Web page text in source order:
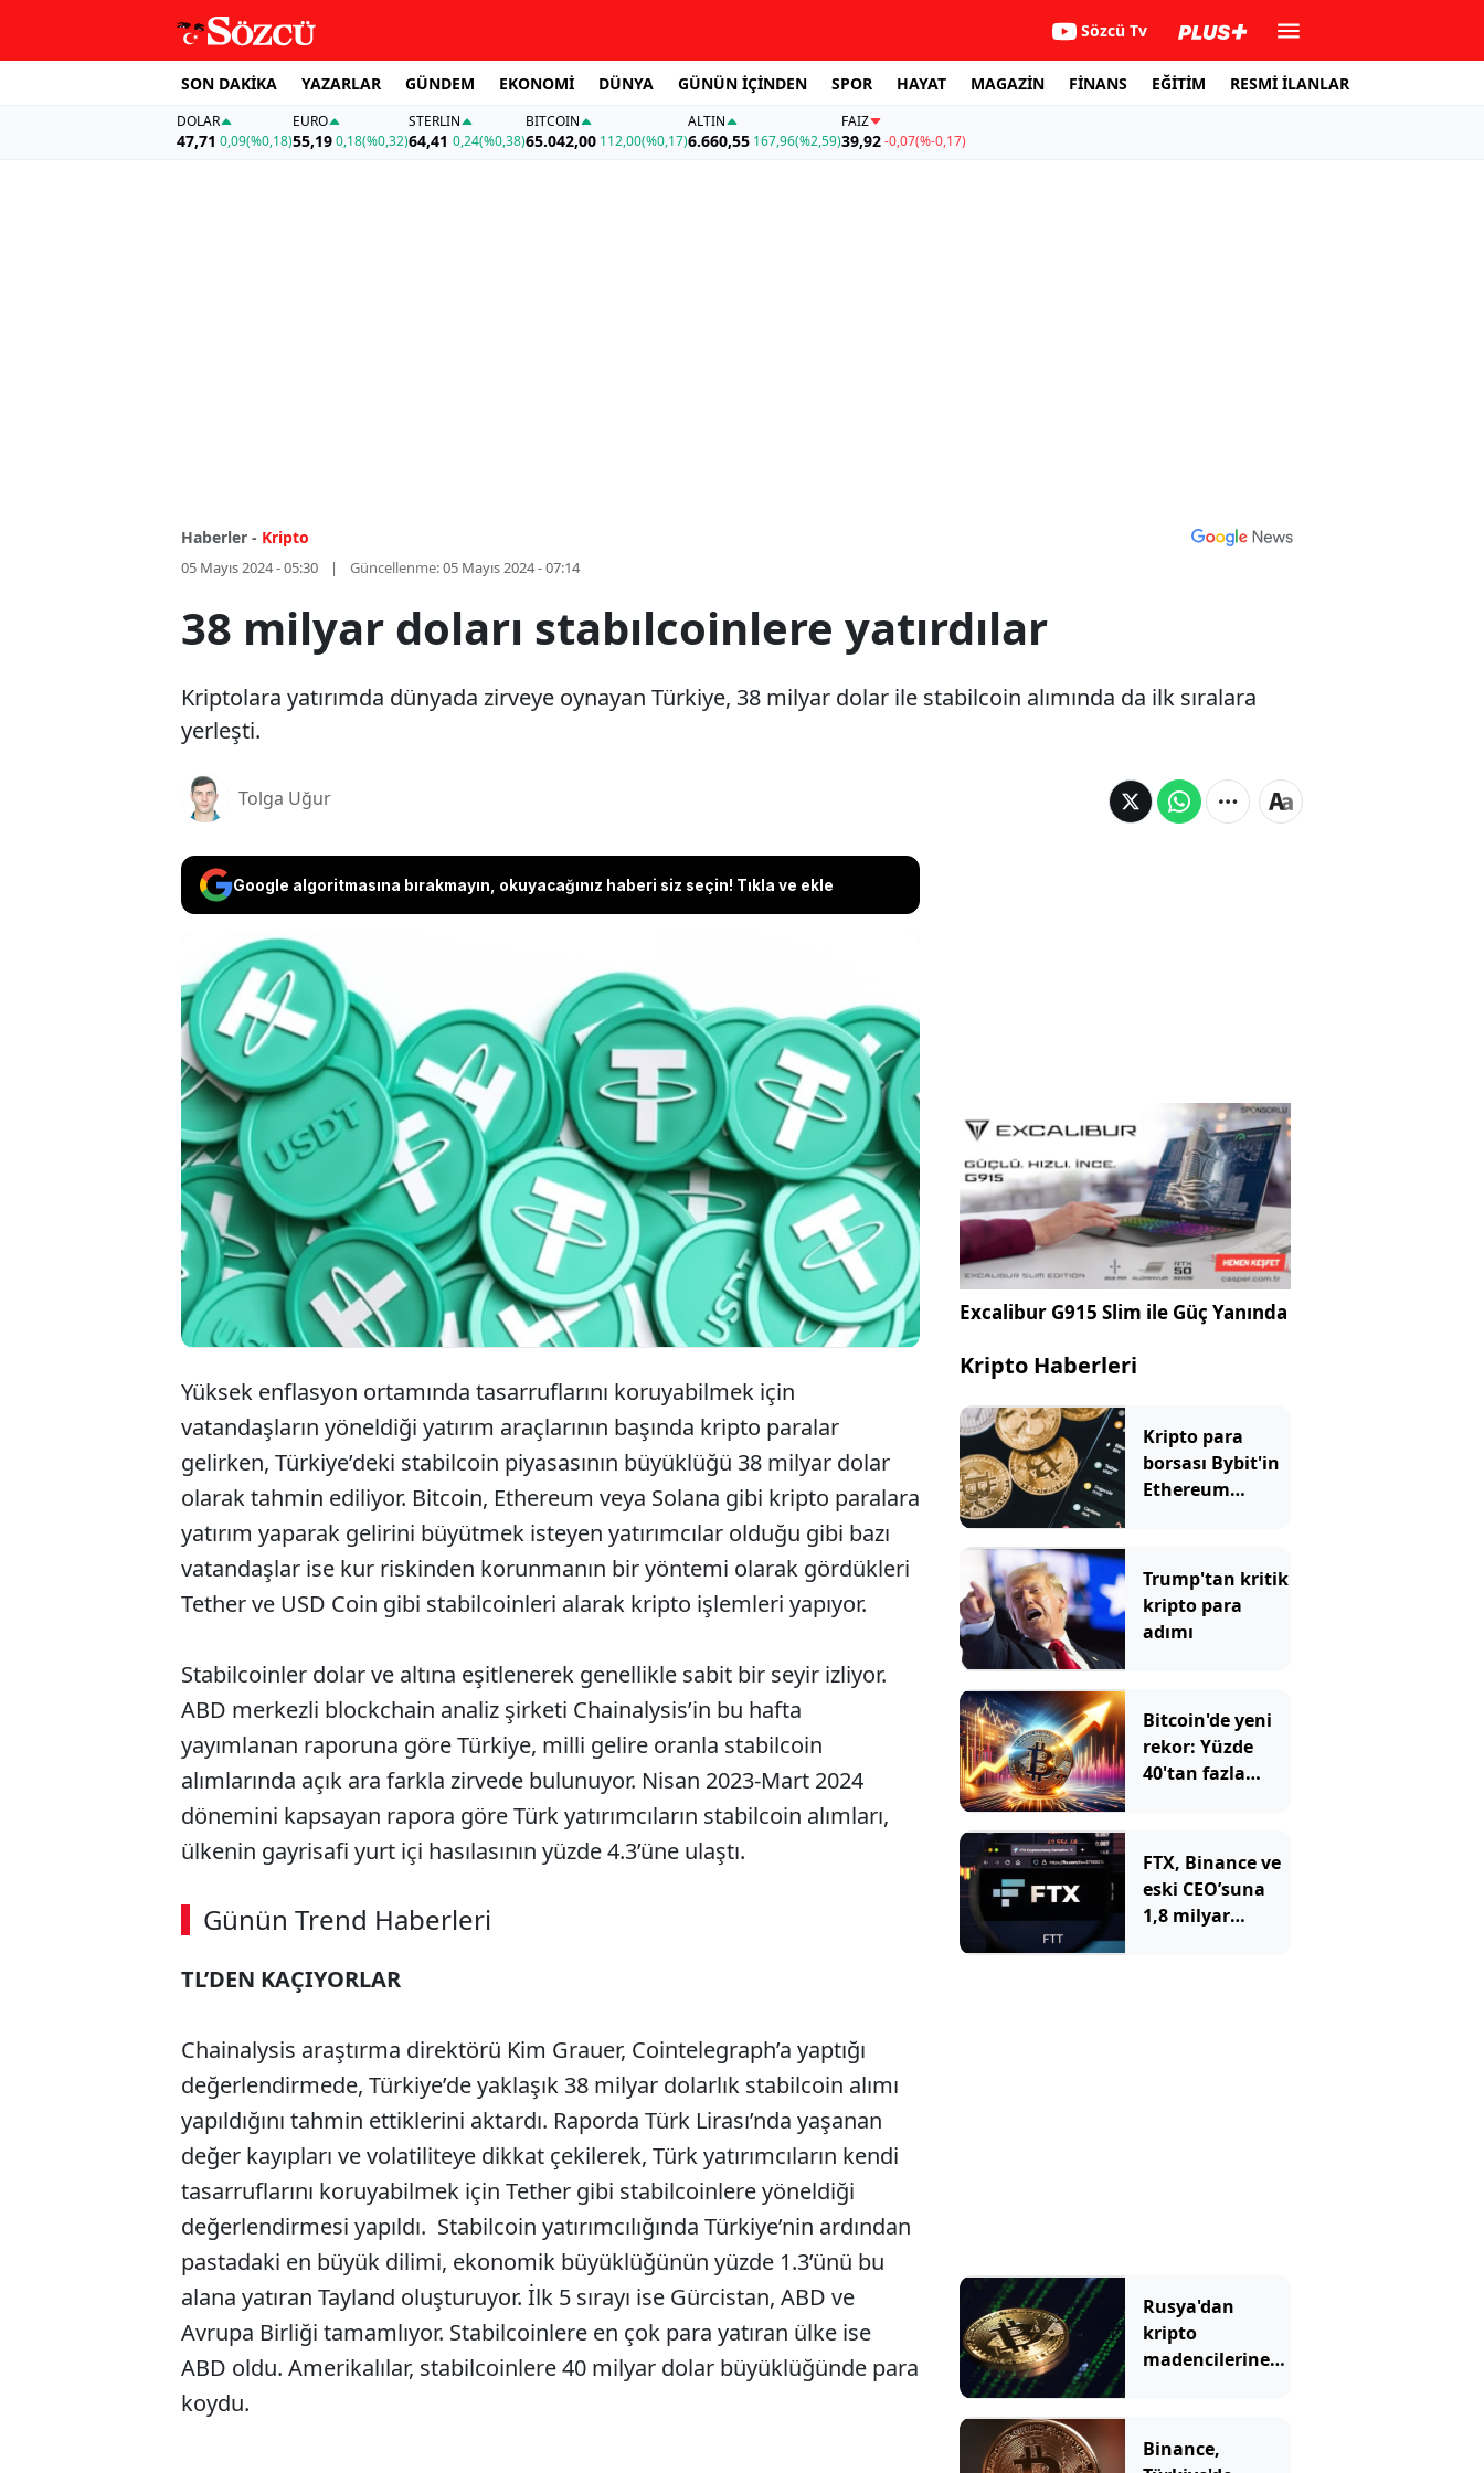
Sözcü Tv
SON DAKİKA YAZARLAR GÜNDEM EKONOMİ DÜNYA GÜNÜN İÇİNDEN SPOR HAYAT MAGAZİN FİNANS EĞİTİM RESMİ İLANLAR
DOLAR
47,71 0,09(%0,18)
EURO
55,19 0,18(%0,32)
STERLIN
64,41 0,24(%0,38)
BITCOIN
65.042,00 112,00(%0,17)
ALTIN
6.660,55 167,96(%2,59)
FAİZ
39,92-0,07(%-0,17)
Haberler - Kripto
05 Mayıs 2024 - 05:30 Güncellenme:05 Mayıs 2024 - 07:14
38 milyar doları stabılcoinlere yatırdılar
Kriptolara yatırımda dünyada zirveye oynayan Türkiye, 38 milyar dolar ile stabilcoin alımında da ilk sıralara
yerleşti.
Tolga Uğur
Google algoritmasına bırakmayın, okuyacağınız haberi siz seçin! Tıkla ve ekle
Kriptolara yatırımda dünyada zirveye oynayan
Türkiye, 38 milyar dolar ile stabilcoin alımında da
ilk sıralara yerleşti.
Yüksek enflasyon ortamında tasarruflarını koruyabilmek için
vatandaşların yöneldiği yatırım araçlarının başında kripto paralar
gelirken, Türkiye’deki stabilcoin piyasasının büyüklüğü 38 milyar dolar
olarak tahmin ediliyor. Bitcoin, Ethereum veya Solana gibi kripto paralara
yatırım yaparak gelirini büyütmek isteyen yatırımcılar olduğu gibi bazı
vatandaşlar ise kur riskinden korunmanın bir yöntemi olarak gördükleri
Tether ve USD Coin gibi stabilcoinleri alarak kripto işlemleri yapıyor.
Stabilcoinler dolar ve altına eşitlenerek genellikle sabit bir seyir izliyor.
ABD merkezli blockchain analiz şirketi Chainalysis’in bu hafta
yayımlanan raporuna göre Türkiye, milli gelire oranla stabilcoin
alımlarında açık ara farkla zirvede bulunuyor. Nisan 2023-Mart 2024
dönemini kapsayan rapora göre Türk yatırımcıların stabilcoin alımları,
ülkenin gayrisafi yurt içi hasılasının yüzde 4.3’üne ulaştı.
Günün Trend Haberleri
00:02 / 08:06
TL’DEN KAÇIYORLAR
Chainalysis araştırma direktörü Kim Grauer, Cointelegraph’a yaptığı
değerlendirmede, Türkiye’de yaklaşık 38 milyar dolarlık stabilcoin alımı
yapıldığını tahmin ettiklerini aktardı. Raporda Türk Lirası’nda yaşanan
değer kayıpları ve volatiliteye dikkat çekilerek, Türk yatırımcıların kendi
tasarruflarını koruyabilmek için Tether gibi stabilcoinlere yöneldiği
değerlendirmesi yapıldı. Stabilcoin yatırımcılığında Türkiye’nin ardından
pastadaki en büyük dilimi, ekonomik büyüklüğünün yüzde 1.3’ünü bu
alana yatıran Tayland oluşturuyor. İlk 5 sırayı ise Gürcistan, ABD ve
Avrupa Birliği tamamlıyor. Stabilcoinlere en çok para yatıran ülke ise
ABD oldu. Amerikalılar, stabilcoinlere 40 milyar dolar büyüklüğünde para
koydu.
Excalibur G915 Slim ile Güç Yanında
Kripto Haberleri
Kripto para
borsası Bybit'in
Ethereum
Trump'tan kritik
kripto para
adımı
Bitcoin'de yeni
rekor: Yüzde
40'tan fazla
FTX, Binance ve
eski CEO’suna
1,8 milyar
Rusya'dan
kripto
madencilerine
Binance,